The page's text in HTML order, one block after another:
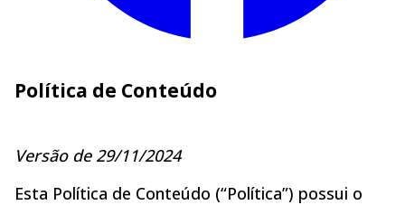
Política de Conteúdo
Versão de 29/11/2024
Esta Política de Conteúdo (“Política”) possui o